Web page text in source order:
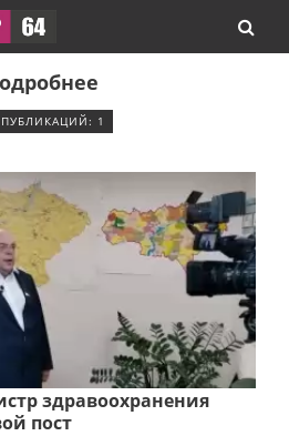
ПУБЛИКАЦИЙ: 1
здравоохранения
пост